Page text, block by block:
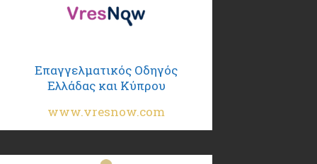
Επαγγελματικός Οδηγός
Ελλάδας και Κύπρου
www.vresnow.com